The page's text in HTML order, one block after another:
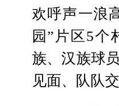
欢呼声一浪
园”片区5个
族、汉族球
见面、队队